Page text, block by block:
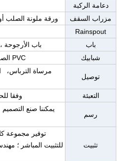
دعامة الركبة
مزراب السقف
ورقة ملونة الصلب
Rainspout
باب
باب الأرجوحة
شبابيك
PVC الصلب أو الألمنيوم نافذة سبيكة
توصيل
مرساة الترباس،
التعبئة
وفقا
رسم
يمكننا صنع
تثبيت
توفير مجموعة
للتثبيت المباشر ؛